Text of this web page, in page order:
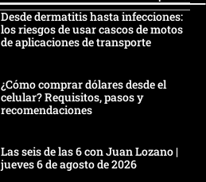
Desde dermatitis hasta infecciones:
los riesgos de usar cascos de motos
de aplicaciones de transporte
¿Cómo comprar dólares desde el
celular? Requisitos, pasos y
recomendaciones
Las seis de las 6 con Juan Lozano |
jueves 6 de agosto de 2026